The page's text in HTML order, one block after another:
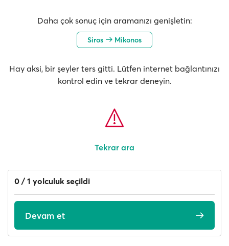
Daha çok sonuç için aramanızı genişletin:
Siros Mikonos
Hay aksi, bir şeyler ters gitti. Lütfen internet bağlantınızı
kontrol edin ve tekrar deneyin.
Tekrar ara
0 / 1 yolculuk seçildi
Devam et